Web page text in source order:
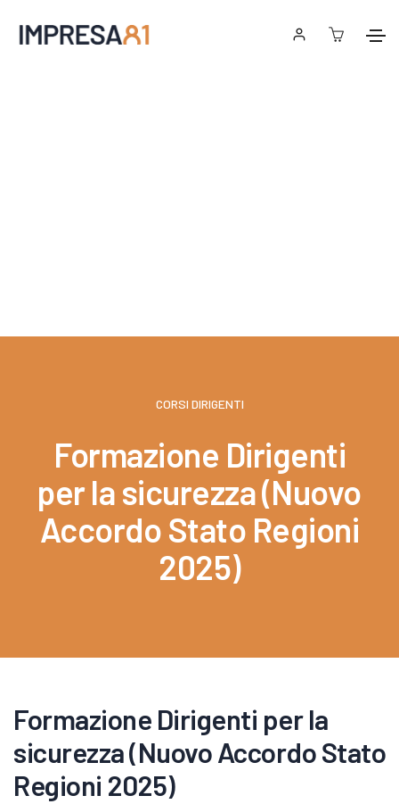
CORSI DIRIGENTI
Formazione Dirigenti
per la sicurezza (Nuovo
Accordo Stato Regioni
2025)
Formazione Dirigenti per la
sicurezza (Nuovo Accordo Stato
Regioni 2025)